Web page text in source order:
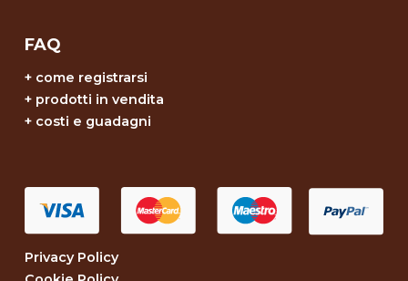
FAQ
+ come registrarsi
+ prodotti in vendita
+ costi e guadagni
Privacy Policy